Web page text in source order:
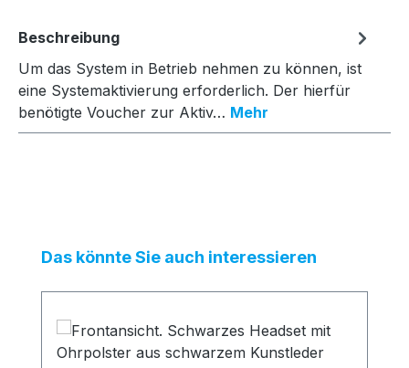
Beschreibung
Um das System in Betrieb nehmen zu können, ist
eine Systemaktivierung erforderlich. Der hierfür
benötigte Voucher zur Aktiv… Mehr
Produktgalerie überspringen
Das könnte Sie auch interessieren